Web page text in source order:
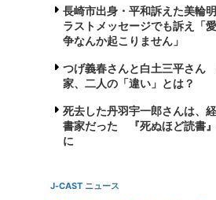
長崎市出身・平和訴えた美輪
ラストメッセージでも訴え「
争なんか起こりません」
つげ義春さんと白土三平さん
家、二人の「違い」とは？
死去した丹羽宇一郎さんは、
書家だった 『死ぬほど読書
に
J-CAST ニュース